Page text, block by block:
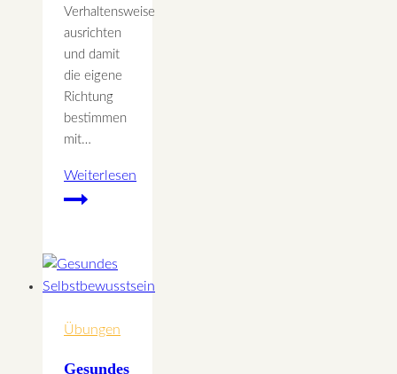
Verhaltensweise
ausrichten
und damit
die eigene
Richtung
bestimmen
mit…
Weiterlesen
Zielfindung
Übungen
Gesundes